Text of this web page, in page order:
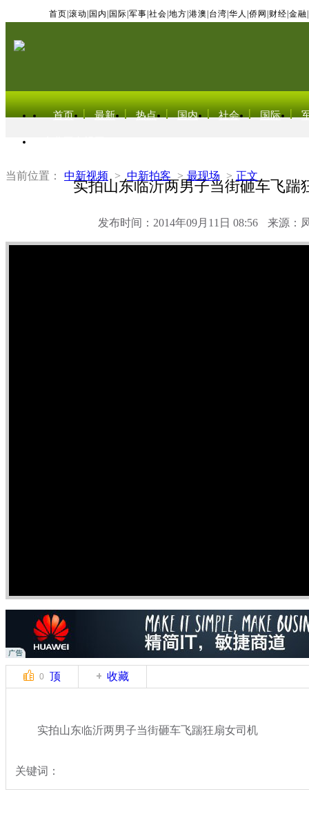
首页 滚动 国内 国际 军事 社会 地方 港澳 台湾 华人 侨网 财经 金融
首页 最新 热点 国内 社会 国际
当前位置： 中新视频 > 中新拍客 > 最现场 > 正文
实拍山东临沂两男子当街砸车飞踹
发布时间：2014年09月11日 08:56 来源：
0 顶 收藏
实拍山东临沂两男子当街砸车飞踹狂扇女司机
关键词：